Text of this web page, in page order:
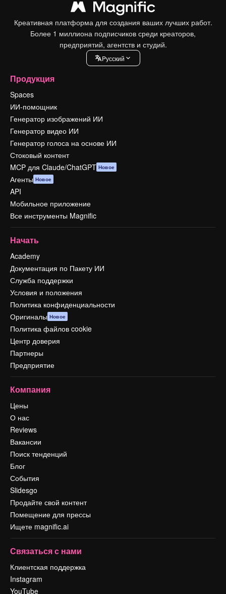
Креативная платформа для создания ваших лучших работ.
Более 1 миллиона подписчиков среди креаторов,
предприятий, агентств и студий.
Pусский
Продукция
Spaces
ИИ-помощник
Генератор изображений ИИ
Генератор видео ИИ
Генератор голоса на основе ИИ
Стоковый контент
MCP для Claude/ChatGPT Новое
Агенты Новое
API
Мобильное приложение
Все инструменты Magnific
Начать
Academy
Документация по Пакету ИИ
Служба поддержки
Условия и положения
Политика конфиденциальности
Оригиналы Новое
Политика файлов cookie
Центр доверия
Партнеры
Предприятие
Компания
Цены
О нас
Reviews
Вакансии
Поиск тенденций
Блог
События
Slidesgo
Продайте свой контент
Помещение для прессы
Ищете magnific.ai
Связаться с нами
Клиентская поддержка
Instagram
YouTube